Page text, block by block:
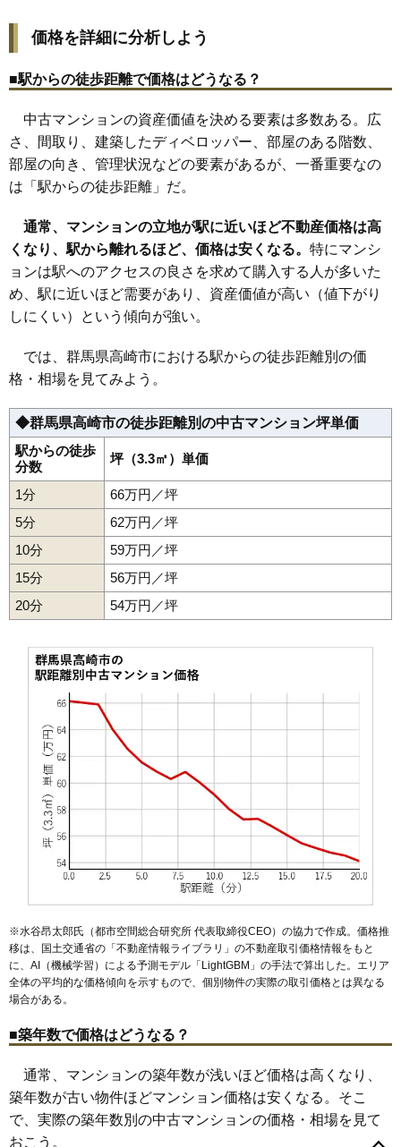
(62.5万円/㎡~66.8万円/㎡)
無料一括査定をする
レーベン高崎フレシア
住所 群馬県高崎市旭町
交通 高崎駅（5分）
相場 4,910万円～5,310万円
(55.2万円/㎡~59.7万円/㎡)
マンションナビで
無料一括査定をする
ブランシエラ高崎
住所 群馬県高崎市嘉多町
交通
相場 2,910万円～3,210万円
(58.2万円/㎡~64.2万円/㎡)
無料一括査定をする
サンクレイドル高崎問屋町ステーションアリー
ナ
住所 群馬県高崎市貝沢町
交通 高崎問屋町駅（1分）
相場 2,930万円～3,230万円
(34.5万円/㎡~38.0万円/㎡)
マンションナビで
シャンボール日東プラザ
住所 群馬県高崎市貝沢町
交通
(7.8万円/㎡~9.2万円/㎡)
マンションナビで
ベルヴィル高崎中居町
住所 群馬県高崎市中居町3丁目
980万円～1,180万円
(15.6万円/㎡~18.7万円/㎡)
マンションナビで
無料一括査定をする
26 田町 82万円
28 歌川町 78万円 1,480万円 86.8%
29 新町 74万円 1,187万円 108.3%
30 高関町 72万円 1,155万円 74.7%
31 矢島町 65万円 1,167万円 96.1%
32 乗附町 62万円
33 小八木町 61万円 908万円 83.3%
34 常盤町 58万円 1,037万円 88.6%
35 昭和町 49万円 840万円 86.1%
36 貝沢町 43万円 694万円 111.5%
価格を詳細に分析しよう
■駅からの徒歩距離で価格はどうなる？
中古マンションの資産価値を決める要素は多数ある。広
さ、間取り、建築したディベロッパー、部屋のある階数、
部屋の向き、管理状況などの要素があるが、一番重要なの
は「駅からの徒歩距離」だ。
通常、マンションの立地が駅に近いほど不動産価格は高
くなり、駅から離れるほど、価格は安くなる。 特にマンシ
ョンは駅へのアクセスの良さを求めて購入する人が多いた
め、駅に近いほど需要があり、資産価値が高い（値下がり
しにくい）という傾向が強い。
では、群馬県高崎市における駅からの徒歩距離別の価
格・相場を見てみよう。
◆群馬県高崎市の徒歩距離別の中古マンション坪単価
駅からの徒歩
分数
坪（3.3㎡）単価
1分
66万円／坪
5分
62万円／坪
10分
59万円／坪
15分
56万円／坪
20分
54万円／坪
※水谷昂太郎氏（都市空間総合研究所 代表取締役CEO）の協力で作成。価格推
移は、国土交通省の「不動産情報ライブラリ 」の不動産取引価格情報をもと
に、AI（機械学習）による予測モデル「LightGBM」の手法で算出した。エリア
全体の平均的な価格傾向を示すもので、個別物件の実際の取引価格とは異なる
場合がある。
■築年数で価格はどうなる？
通常、マンションの築年数が浅いほど価格は高くなり、
築年数が古い物件ほどマンション価格は安くなる。そこ
で、実際の築年数別の中古マンションの価格・相場を見て
おこう。
赤坂町